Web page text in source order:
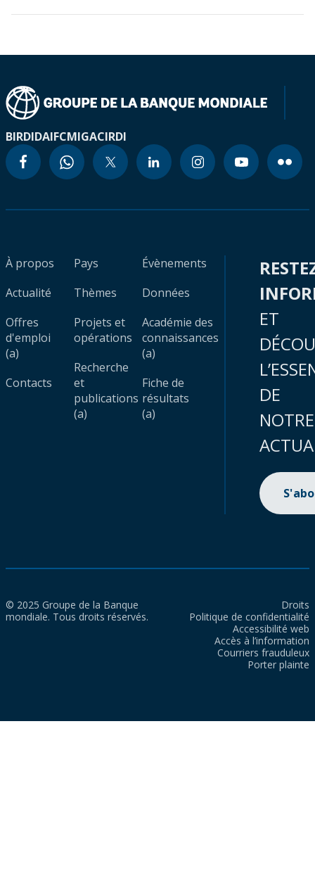
BIRDIDAIFCMIGACIRDI
À propos
Actualité
Offres
d'emploi
(a)
Contacts
Pays
Thèmes
Projets et
opérations
Recherche
et
publications
(a)
Évènements
Données
Académie des
connaissances
(a)
Fiche de
résultats
(a)
ET
DE
NOTRE
© 2025 Groupe de la Banque
mondiale. Tous droits réservés.
Droits
Politique de confidentialité
Accessibilité web
Accès à l’information
Courriers frauduleux
Porter plainte